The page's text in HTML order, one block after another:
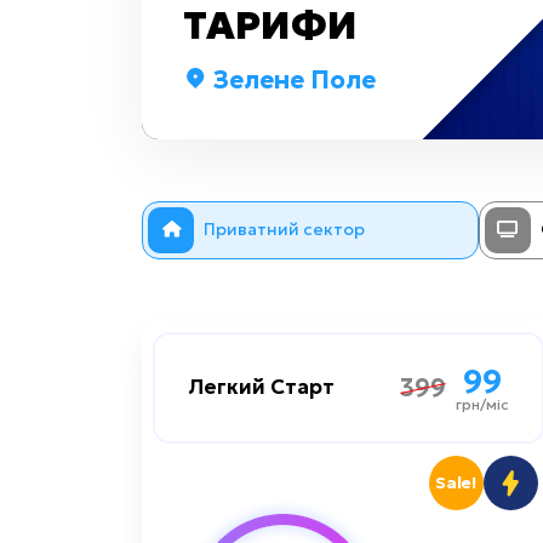
ТАРИФИ
Зелене Поле
Приватний сектор
Легкий Старт 399 99
грн/міс
Sale!
Легкий Старт
399
99
Швидкість до
Преміум